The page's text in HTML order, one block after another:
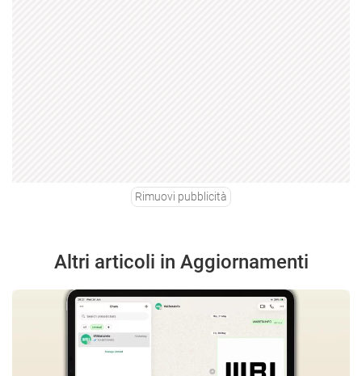
Rimuovi pubblicità
Altri articoli in Aggiornamenti